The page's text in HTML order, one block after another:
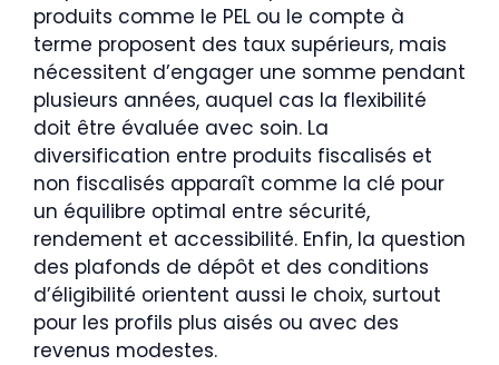
produits comme le PEL ou le compte à
terme proposent des taux supérieurs, mais
nécessitent d’engager une somme pendant
plusieurs années, auquel cas la flexibilité
doit être évaluée avec soin. La
diversification entre produits fiscalisés et
non fiscalisés apparaît comme la clé pour
un équilibre optimal entre sécurité,
rendement et accessibilité. Enfin, la question
des plafonds de dépôt et des conditions
d’éligibilité orientent aussi le choix, surtout
pour les profils plus aisés ou avec des
revenus modestes.